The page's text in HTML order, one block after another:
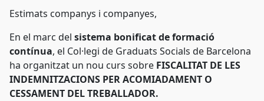
Estimats companys i companyes,
En el marc del sistema bonificat de formació
contínua, el Col·legi de Graduats Socials de Barcelona
ha organitzat un nou curs sobre FISCALITAT DE LES
INDEMNITZACIONS PER ACOMIADAMENT O
CESSAMENT DEL TREBALLADOR.